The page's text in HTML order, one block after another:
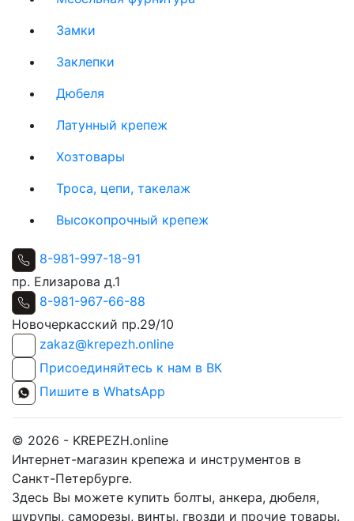
Замки
Заклепки
Дюбеля
Латунный крепеж
Хозтовары
Троса, цепи, такелаж
Высокопрочный крепеж
8-981-997-18-91
пр. Елизарова д.1
8-981-967-66-88
Новочеркасский пр.29/10
zakaz@krepezh.online
Присоединяйтесь к нам в ВК
Пишите в WhatsApp
© 2026 - KREPEZH.online
Интернет-магазин крепежа и инструментов в
Санкт-Петербурге.
Здесь Вы можете купить болты, анкера, дюбеля,
шурупы, саморезы, винты, гвозди и прочие товары.